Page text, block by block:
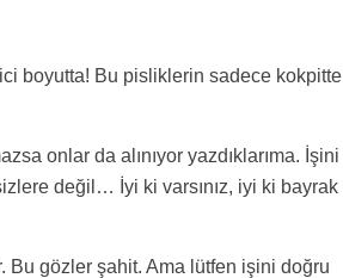
boyutta! Bu pisliklerin sadece kokpitte
onlar da alınıyor yazdıklarıma. İşini
değil… İyi ki varsınız, iyi ki bayrak
Bu gözler şahit. Ama lütfen işini doğru